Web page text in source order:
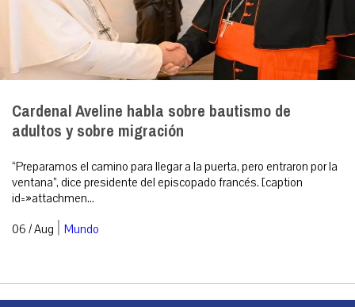
Cardenal Aveline habla sobre bautismo de
adultos y sobre migración
“Preparamos el camino para llegar a la puerta, pero entraron por la
ventana”, dice presidente del episcopado francés. [caption
id=»attachmen...
06 / Aug | Mundo